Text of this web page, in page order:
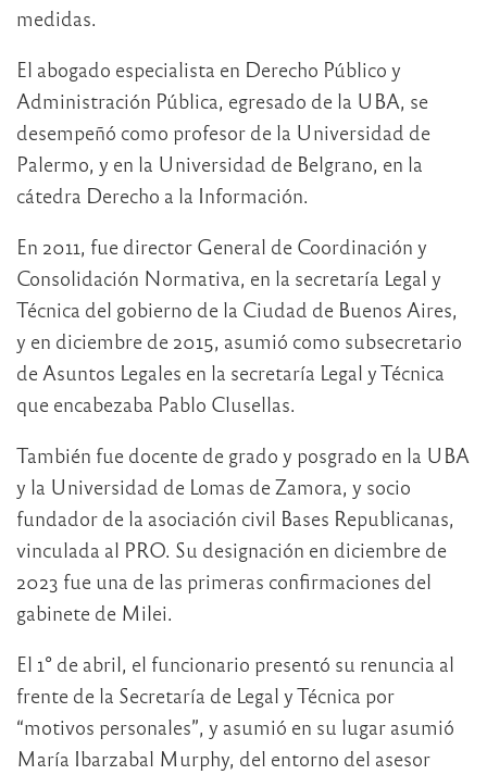
medidas.
El abogado especialista en Derecho Público y
Administración Pública, egresado de la UBA, se
desempeñó como profesor de la Universidad de
Palermo, y en la Universidad de Belgrano, en la
cátedra Derecho a la Información.
En 2011, fue director General de Coordinación y
Consolidación Normativa, en la secretaría Legal y
Técnica del gobierno de la Ciudad de Buenos Aires,
y en diciembre de 2015, asumió como subsecretario
de Asuntos Legales en la secretaría Legal y Técnica
que encabezaba Pablo Clusellas.
También fue docente de grado y posgrado en la UBA
y la Universidad de Lomas de Zamora, y socio
fundador de la asociación civil Bases Republicanas,
vinculada al PRO. Su designación en diciembre de
2023 fue una de las primeras confirmaciones del
gabinete de Milei.
El 1° de abril, el funcionario presentó su renuncia al
frente de la Secretaría de Legal y Técnica por
“motivos personales”, y asumió en su lugar asumió
María Ibarzabal Murphy, del entorno del asesor